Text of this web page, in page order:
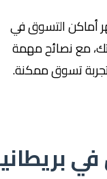
التسوق في
نصائح مهمة
تسوق ممكنة.